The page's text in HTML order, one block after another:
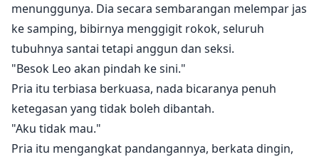
menunggunya. Dia secara sembarangan melempar jas
ke samping, bibirnya menggigit rokok, seluruh
tubuhnya santai tetapi anggun dan seksi.
"Besok Leo akan pindah ke sini."
Pria itu terbiasa berkuasa, nada bicaranya penuh
ketegasan yang tidak boleh dibantah.
"Aku tidak mau."
Pria itu mengangkat pandangannya, berkata dingin,